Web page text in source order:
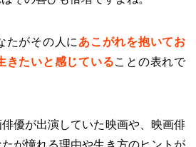
たがその人に あこがれを抱いてお
きたいと感じていることの表れで
優が出演していた映画や、映画俳
が憧れる理由や生き方のヒントが